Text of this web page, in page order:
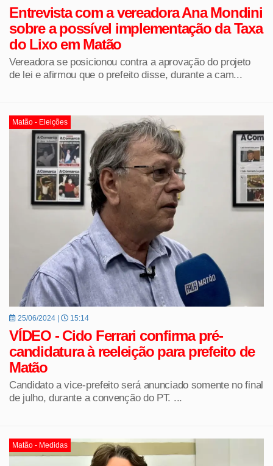
Entrevista com a vereadora Ana Mondini
sobre a possível implementação da Taxa
do Lixo em Matão
Vereadora se posicionou contra a aprovação do projeto
de lei e afirmou que o prefeito disse, durante a cam...
Matão - Eleições
25/06/2024 | 15:14
VÍDEO - Cido Ferrari confirma pré-
candidatura à reeleição para prefeito de
Matão
Candidato a vice-prefeito será anunciado somente no final
de julho, durante a convenção do PT. ...
Matão - Medidas